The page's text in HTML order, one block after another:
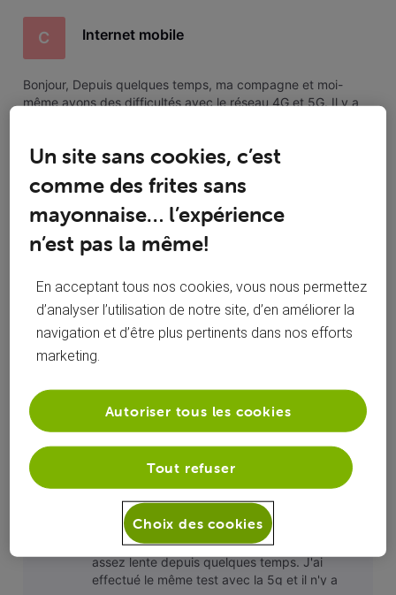
C Internet mobile
Bonjour, Depuis quelques temps, ma compagne et moi-
même avons des difficultés avec le réseau 4G et 5G. Il y a
Je vous remercie.
C
Bonjour @roylion15 Merci de l'information.
C'est dommage car cela aidait vraiment bien
les clients. Bonne journée à vous
Claudyfo a commenté sur la publication de
Claudyfo
Bonjour, Depuis quelques temps, ma compagne et moi-
régulièrement des perturbations. Pourriez-vous me dire si il
est possible de tester l'internet mobile et si oui comment ?
Bonjour à tous, La vitesse de connexion des
données mobiles de mon téléphone (ainsi que
sur celui de ma compagne) sont à nouveau
assez lente depuis quelques temps. J'ai
effectué le même test avec la 5g et il n'y a
Un site sans cookies, c’est
comme des frites sans
mayonnaise… l’expérience
n’est pas la même!
En acceptant tous nos cookies, vous nous permettez
d’analyser l’utilisation de notre site, d’en améliorer la
navigation et d’être plus pertinents dans nos efforts
marketing.
Tout refuser
Autoriser tous les cookies
Choix des cookies